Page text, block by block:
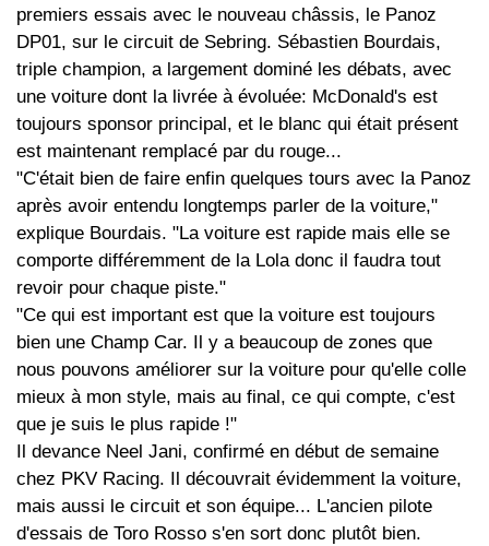
premiers essais avec le nouveau châssis, le Panoz
DP01, sur le circuit de Sebring. Sébastien Bourdais,
triple champion, a largement dominé les débats, avec
une voiture dont la livrée à évoluée: McDonald's est
toujours sponsor principal, et le blanc qui était présent
est maintenant remplacé par du rouge...
"C'était bien de faire enfin quelques tours avec la Panoz
après avoir entendu longtemps parler de la voiture,"
explique Bourdais. "La voiture est rapide mais elle se
comporte différemment de la Lola donc il faudra tout
revoir pour chaque piste."
"Ce qui est important est que la voiture est toujours
bien une Champ Car. Il y a beaucoup de zones que
nous pouvons améliorer sur la voiture pour qu'elle colle
mieux à mon style, mais au final, ce qui compte, c'est
que je suis le plus rapide !"
Il devance Neel Jani, confirmé en début de semaine
chez PKV Racing. Il découvrait évidemment la voiture,
mais aussi le circuit et son équipe... L'ancien pilote
d'essais de Toro Rosso s'en sort donc plutôt bien.